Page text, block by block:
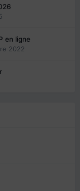
en ligne
2022